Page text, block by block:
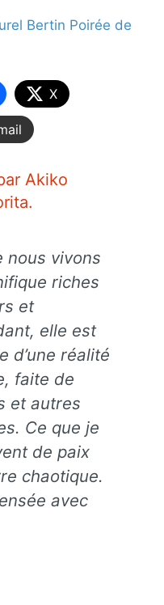
Bertin Poirée de
X
Akiko
nous vivons
riches
et
elle est
d’une réalité
faite de
et autres
Ce que je
de paix
chaotique.
avec